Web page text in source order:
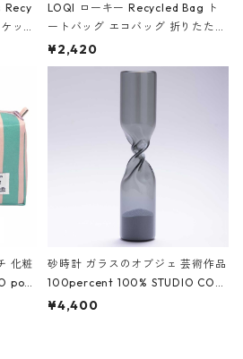
Recy
ット
ラベ
LOQI ローキー Recycled Bag ト
ートバッグ エコバッグ 折りたたみ
大きめ 撥水加工 収納ポーチ CRO
CODILE/Black クロコダイル/ブラ
¥2,420
化粧
pou
チ.ラ
砂時計 ガラスのオブジェ 芸術作品
100percent 100% STUDIO COH
AKU Timeless 100パーセント ス
¥4,400